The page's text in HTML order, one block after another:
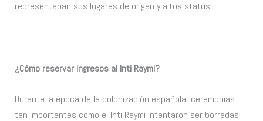
representaban sus lugares de origen y altos status.
¿Cómo reservar ingresos al Inti Raymi?
Durante la época de la colonización española, ceremonias
tan importantes como el Inti Raymi intentaron ser borradas